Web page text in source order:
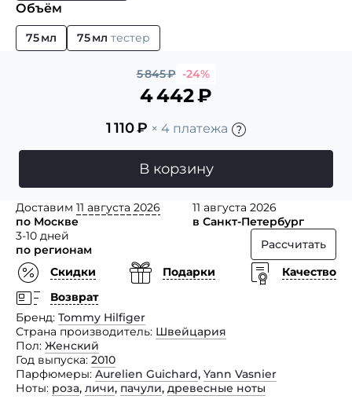
Объём
75 мл 75 мл тестер
5 845₽ -24%
4 442₽
1 110₽ × 4 платежа
В корзину
Доставим 11 августа 2026
по Москве
11 августа 2026
в Санкт-Петербург
3-10 дней
по регионам
Рассчитать
Скидки
Подарки
Качество
Возврат
Бренд Tommy Hilfiger
Страна производитель Швейцария
Пол Женский
Год выпуска 2010
Парфюмеры Aurelien Guichard, Yann Vasnier
Ноты роза, личи, пачули, древесные ноты